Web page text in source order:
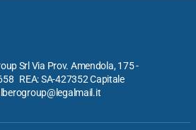
Srl Via Prov. Amendola, 175 -
REA: SA-427352 Capitale